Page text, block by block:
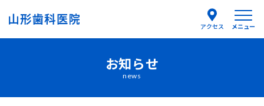
アクセス メニュー
医師紹介
お知らせ
news